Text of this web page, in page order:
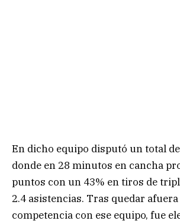
En dicho equipo disputó un total
donde en 28 minutos en cancha
puntos con un 43% en tiros de
2.4 asistencias. Tras quedar afuera
competencia con ese equipo, fue